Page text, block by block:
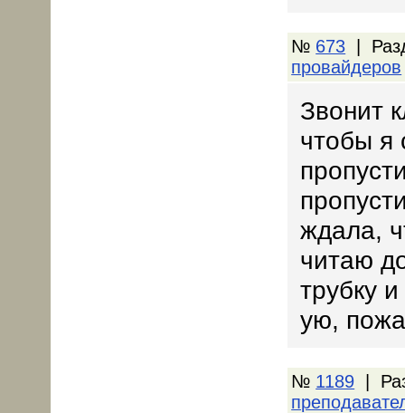
№ 673 |
провайдеров
Звонит
чтобы я
ждала,
читаю
трубку
ую,
№ 1189 |